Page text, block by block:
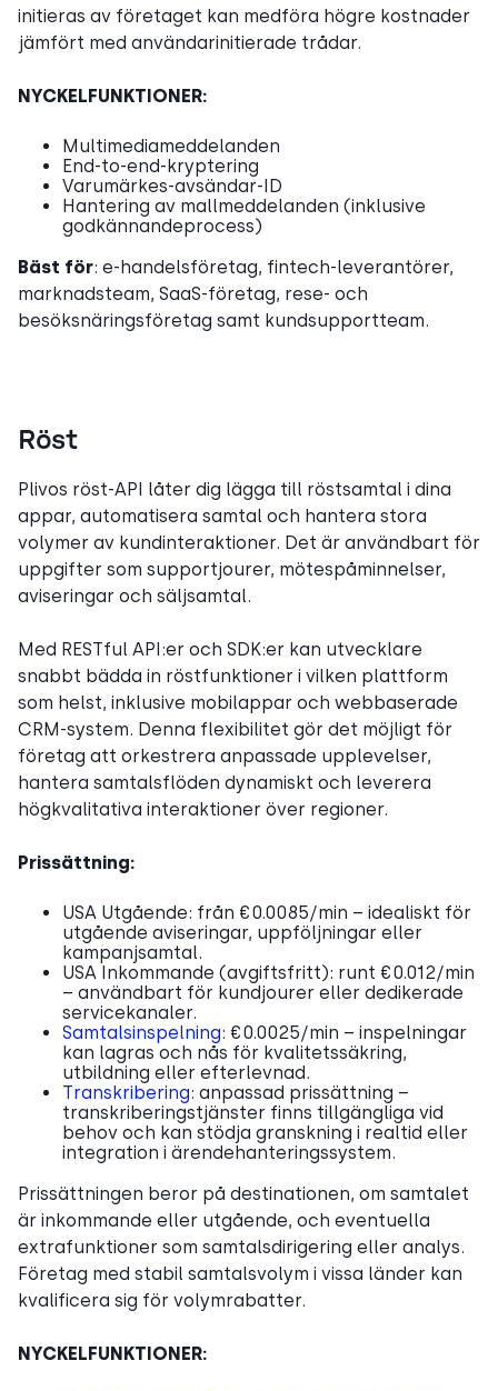
initieras av företaget kan medföra högre kostnader
jämfört med användarinitierade trådar.
NYCKELFUNKTIONER:
Multimediameddelanden
End-to-end-kryptering
Varumärkes-avsändar-ID
Hantering av mallmeddelanden (inklusive
godkännandeprocess)
Bäst för: e-handelsföretag, fintech-leverantörer,
marknadsteam, SaaS-företag, rese- och
besöksnäringsföretag samt kundsupportteam.
Röst
Plivos röst-API låter dig lägga till röstsamtal i dina
appar, automatisera samtal och hantera stora
volymer av kundinteraktioner. Det är användbart för
uppgifter som supportjourer, mötespåminnelser,
aviseringar och säljsamtal.
Med RESTful API:er och SDK:er kan utvecklare
snabbt bädda in röstfunktioner i vilken plattform
som helst, inklusive mobilappar och webbaserade
CRM-system. Denna flexibilitet gör det möjligt för
företag att orkestrera anpassade upplevelser,
hantera samtalsflöden dynamiskt och leverera
högkvalitativa interaktioner över regioner.
Prissättning:
USA Utgående: från €0.0085/min – idealiskt för
utgående aviseringar, uppföljningar eller
kampanjsamtal.
USA Inkommande (avgiftsfritt): runt €0.012/min
– användbart för kundjourer eller dedikerade
servicekanaler.
Samtalsinspelning: €0.0025/min – inspelningar
kan lagras och nås för kvalitetssäkring,
utbildning eller efterlevnad.
Transkribering: anpassad prissättning –
transkriberingstjänster finns tillgängliga vid
behov och kan stödja granskning i realtid eller
integration i ärendehanteringssystem.
Prissättningen beror på destinationen, om samtalet
är inkommande eller utgående, och eventuella
extrafunktioner som samtalsdirigering eller analys.
Företag med stabil samtalsvolym i vissa länder kan
kvalificera sig för volymrabatter.
NYCKELFUNKTIONER: